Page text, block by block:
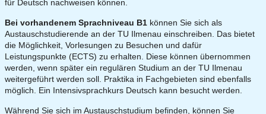
für Deutsch nachweisen können.
Bei vorhandenem Sprachniveau B1 können Sie sich als
Austauschstudierende an der TU Ilmenau einschreiben. Das bietet
die Möglichkeit, Vorlesungen zu Besuchen und dafür
Leistungspunkte (ECTS) zu erhalten. Diese können übernommen
werden, wenn später ein regulären Studium an der TU Ilmenau
weitergeführt werden soll. Praktika in Fachgebieten sind ebenfalls
möglich. Ein Intensivsprachkurs Deutsch kann besucht werden.
Während Sie sich im Austauschstudium befinden, können Sie